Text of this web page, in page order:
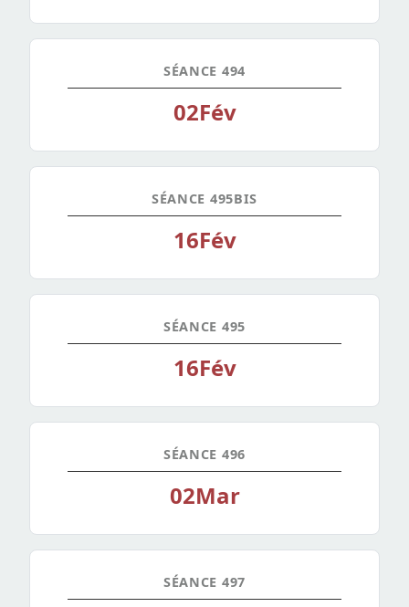
SÉANCE 494
02Fév
SÉANCE 495BIS
16Fév
SÉANCE 495
16Fév
SÉANCE 496
02Mar
SÉANCE 497